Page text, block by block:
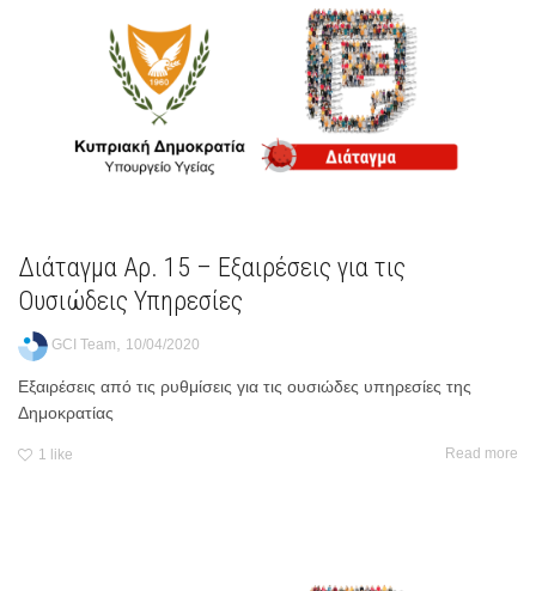
Διάταγμα Αρ. 15 – Εξαιρέσεις για τις
Ουσιώδεις Υπηρεσίες
GCI Team, 10/04/2020
Εξαιρέσεις από τις ρυθμίσεις για τις ουσιώδες υπηρεσίες της
Δημοκρατίας
1 like Read more